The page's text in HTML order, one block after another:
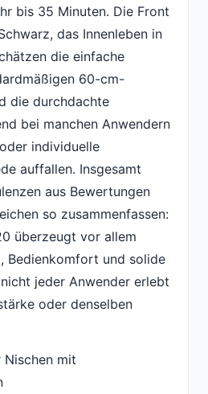
bis 35 Minuten. Die Front
das Innenleben in
die einfache
60-cm-
die durchdachte
bei manchen Anwendern
individuelle
auffallen. Insgesamt
aus Bewertungen
so zusammenfassen:
überzeugt vor allem
Bedienkomfort und solide
jeder Anwender erlebt
oder denselben
Nischen mit